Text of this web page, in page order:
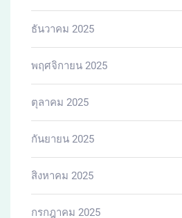
ธันวาคม 2025
พฤศจิกายน 2025
ตุลาคม 2025
กันยายน 2025
สิงหาคม 2025
กรกฎาคม 2025